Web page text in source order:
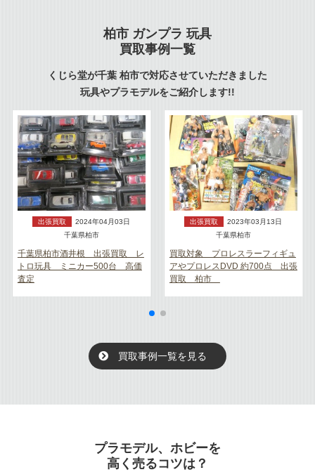
柏市 ガンプラ 玩具
買取事例一覧
くじら堂が千葉 柏市で対応させていただきました
玩具やプラモデルをご紹介します!!
出張買取
2024年04月03日
千葉県柏市
千葉県柏市酒井根 出張買取 レ
トロ玩具 ミニカー500台 高価
査定
出張買取
2023年03月13日
千葉県柏市
買取対象 プロレスラーフィギュ
アやプロレスDVD 約700点 出張
買取 柏市
買取事例一覧を見る
プラモデル、ホビーを
高く売るコツは？